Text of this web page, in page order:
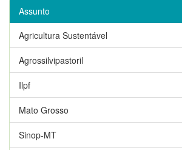
Assunto
Agricultura Sustentável
Agrossilvipastoril
Ilpf
Mato Grosso
Sinop-MT